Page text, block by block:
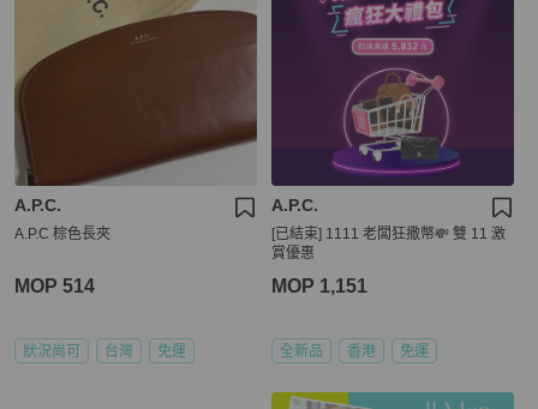
A.P.C.
A.P.C 棕色長夾
MOP 514
狀況尚可 台灣 免運
A.P.C.
[已結束] 1111 老闆狂撒幣💸 雙 11 激
賞優惠
MOP 1,151
全新品 香港 免運